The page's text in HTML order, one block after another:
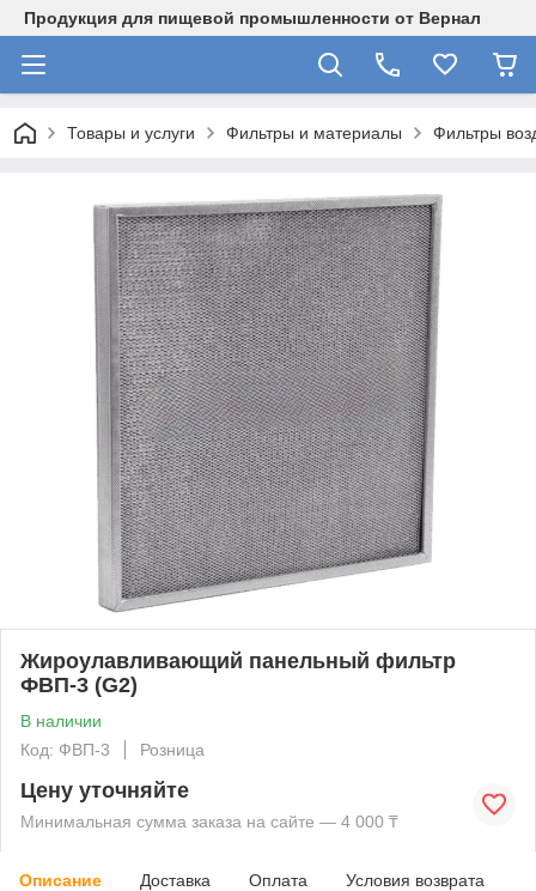
Продукция для пищевой промышленности от Вернал
Товары и услуги Фильтры и материалы Фильтры
Жироулавливающий панельный фильтр
ФВП-3 (G2)
В наличии
Код: ФВП-3
Розница
Цену уточняйте
Минимальная сумма заказа на сайте — 4 000 ₸
Описание Доставка Оплата Условия возврата